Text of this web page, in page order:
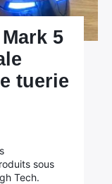
5
tuerie
sous
Tech.